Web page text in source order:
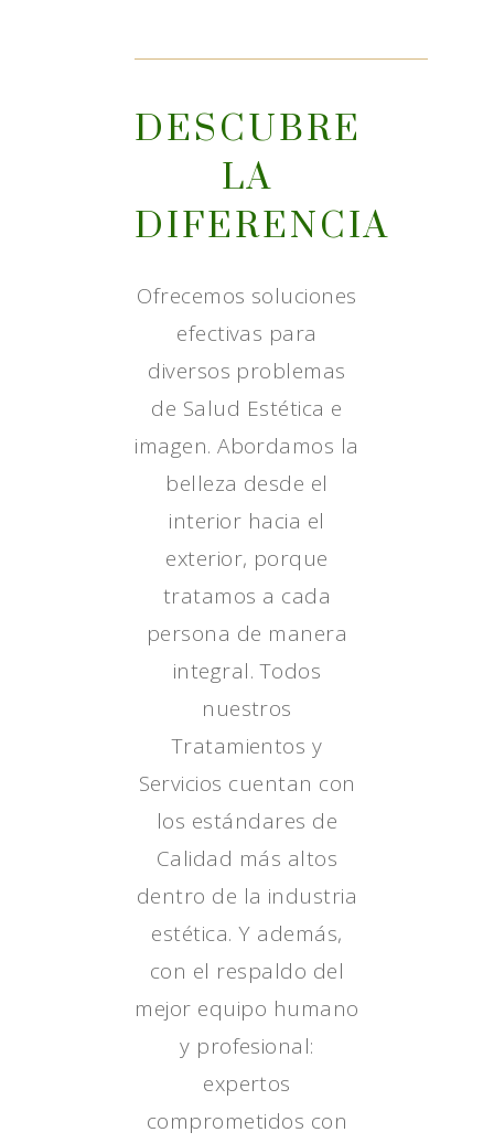
DESCUBRE
LA
DIFERENCIA
Ofrecemos soluciones
efectivas para
diversos problemas
de Salud Estética e
imagen. Abordamos la
belleza desde el
interior hacia el
exterior, porque
tratamos a cada
persona de manera
integral. Todos
nuestros
Tratamientos y
Servicios cuentan con
los estándares de
Calidad más altos
dentro de la industria
estética. Y además,
con el respaldo del
mejor equipo humano
y profesional:
expertos
comprometidos con